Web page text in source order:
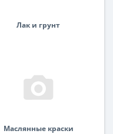
Лак и грунт
Маслянные краски